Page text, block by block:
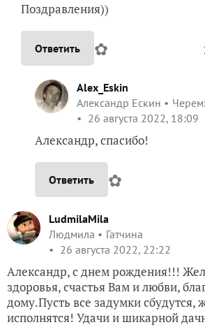
Поздравления))
Ответить ✿
Alex_Eskin
Александр Ескин
26 августа 2022, 18:09
Александр, спасибо!
Ответить ✿
LudmilaMila
Людмила
Гатчина
26 августа 2022, 22:22
Александр, с днем рождения!!!
здоровья, счастья Вам и любви,
дому.Пусть все задумки сбудутся,
исполнятся! Удачи и шикарной